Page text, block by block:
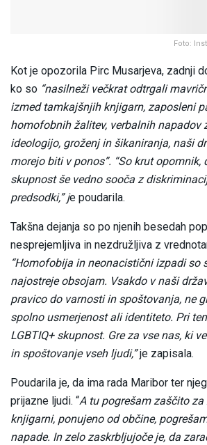
Foto:
Kot je opozorila Pirc Musarjeva, zadnji
ko so “nasilneži večkrat odtrgali
izmed tamkajšnjih knjigarn, zaposleni
homofobnih žalitev, verbalnih napadov
ideologijo, groženj in šikaniranja, naši
morejo biti v ponos”. “So krut opomnik,
skupnost še vedno sooča z
predsodki,” je poudarila.
Takšna dejanja so po njenih besedah
nesprejemljiva in nezdružljiva z
“Homofobija in neonacistični izpadi so
najostreje obsojam. Vsakdo v naši
pravico do varnosti in spoštovanja, ne
spolno usmerjenost ali identiteto. Pri
LGBTIQ+ skupnost. Gre za vse nas, ki
in spoštovanje vseh ljudi,”je zapisala.
Poudarila je, da ima rada Maribor ter
prijazne ljudi. “A tu pogrešam zaščito za
knjigarni, ponujeno od občine,
napade. In zelo zaskrbljujoče je, da